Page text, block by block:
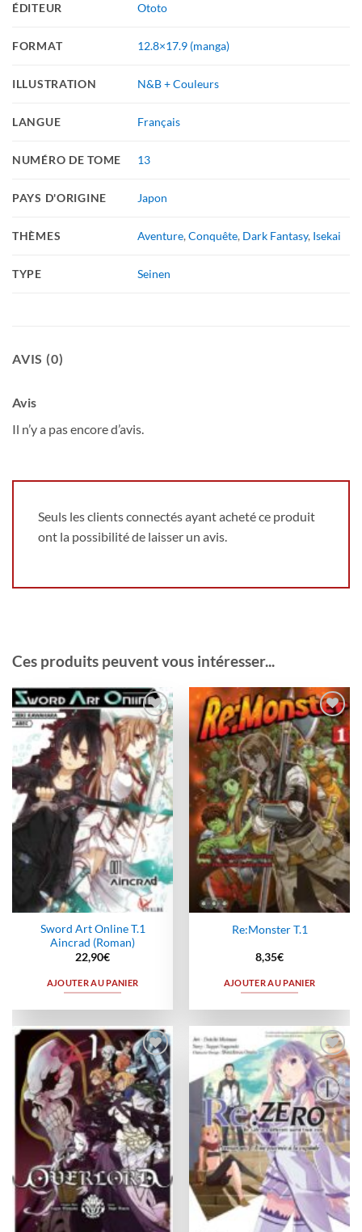
ÉDITEUR Ototo
FORMAT 12.8×17.9 (manga)
ILLUSTRATION N&B + Couleurs
LANGUE Français
NUMÉRO DE TOME 13
PAYS D'ORIGINE Japon
THÈMES Aventure,Conquête, Dark Fantasy, Isekai
TYPE Seinen
AVIS (0)
Avis
Il n’y a pas encore d’avis.
Seuls les clients connectés ayant acheté ce produit
ont la possibilité de laisser un avis.
Ces produits peuvent vous intéresser...
Ajouter
à la
wishlist
Sword Art Online T.1
Aincrad (Roman)
22,90€
AJOUTER AU PANIER
Ajouter
à la
wishlist
Re:Monster T.1
8,35€
AJOUTER AU PANIER
Ajouter
à la
wishlist
Ajouter
à la
wishlist